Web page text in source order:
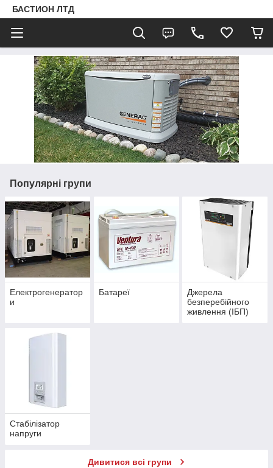
БАСТИОН ЛТД
Популярні групи
Електрогенератор
и
Батареї
Джерела
безперебійного
живлення (ІБП)
Стабілізатор
напруги
Дивитися всі групи